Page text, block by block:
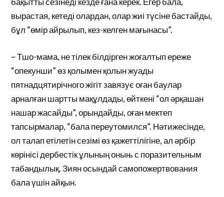
вырастая, кетеді олардан, олар жиі түсіне бастайды,
бұл “өмір айрылып, кез-келген мағынасы”.
– Тшо-мама, не тілек білдірген жоғалтып ереже
“опекунши” өз қолымен қолын жуады
пятнадцятирічного жігіт завязує оған баулар
арналған шартты мақұлдады, өйткені “ол әрқашан
нашар жасайды”, орындайды, оған мектеп
тапсырмалар, “бала переутомился”. Нәтижесінде,
ол талап етілетін сезімі өз қажеттілігіне, ал әрбір
көрінісі дербестік ұлының оныњ с поразительным
табандылық. Зиян осындай самопожертвования
бала үшін айқын.